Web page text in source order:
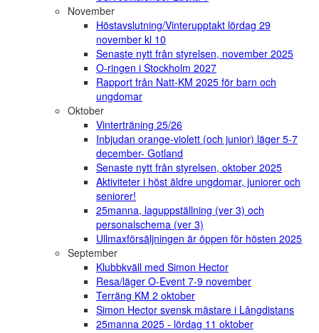
November
Höstavslutning/Vinterupptakt lördag 29
november kl 10
Senaste nytt från styrelsen, november 2025
O-ringen i Stockholm 2027
Rapport från Natt-KM 2025 för barn och
ungdomar
Oktober
Vinterträning 25/26
Inbjudan orange-violett (och junior) läger 5-7
december- Gotland
Senaste nytt från styrelsen, oktober 2025
Aktiviteter i höst äldre ungdomar, juniorer och
seniorer!
25manna, laguppställning (ver 3) och
personalschema (ver 3)
Ullmaxförsäljningen är öppen för hösten 2025
September
Klubbkväll med Simon Hector
Resa/läger O-Event 7-9 november
Terräng KM 2 oktober
Simon Hector svensk mästare i Långdistans
25manna 2025 - lördag 11 oktober